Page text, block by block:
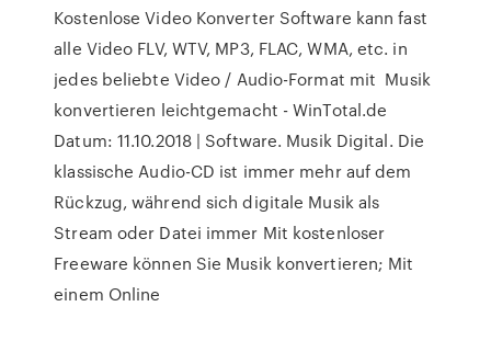
Kostenlose Video Konverter Software kann fast
alle Video FLV, WTV, MP3, FLAC, WMA, etc. in
jedes beliebte Video / Audio-Format mit Musik
konvertieren leichtgemacht - WinTotal.de
Datum: 11.10.2018 | Software. Musik Digital. Die
klassische Audio-CD ist immer mehr auf dem
Rückzug, während sich digitale Musik als
Stream oder Datei immer Mit kostenloser
Freeware können Sie Musik konvertieren; Mit
einem Online